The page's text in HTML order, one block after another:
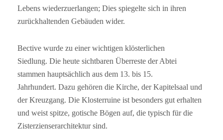
Lebens wiederzuerlangen; Dies spiegelte sich in ihren
zurückhaltenden Gebäuden wider.
Bective wurde zu einer wichtigen klösterlichen
Siedlung. Die heute sichtbaren Überreste der Abtei
stammen hauptsächlich aus dem 13. bis 15.
Jahrhundert. Dazu gehören die Kirche, der Kapitelsaal und
der Kreuzgang. Die Klosterruine ist besonders gut erhalten
und weist spitze, gotische Bögen auf, die typisch für die
Zisterzienserarchitektur sind.